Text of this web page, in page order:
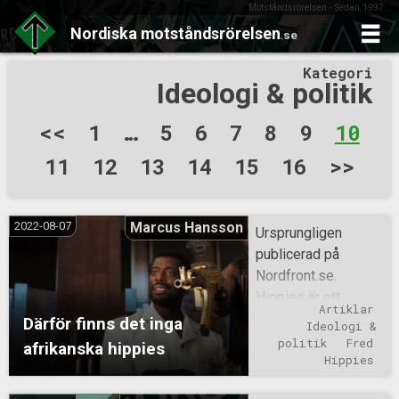
Motståndsrörelsen - Sedan 1997
Nordiska motståndsrörelsen.se
content
Kategori
Ideologi & politik
Sidnumrering
för
<< 1 … 5 6 7 8 9
10
11
12 13 14 15 16 >>
Därför finns det inga
afrikanska hippies
2022-08-07 Marcus Hansson
Ursprungligen
publicerad på
Nordfront.se.
Hippies är ett
västerländskt
fenomen, som
Artiklar
Ideologi &
politik
Fred
Hippies